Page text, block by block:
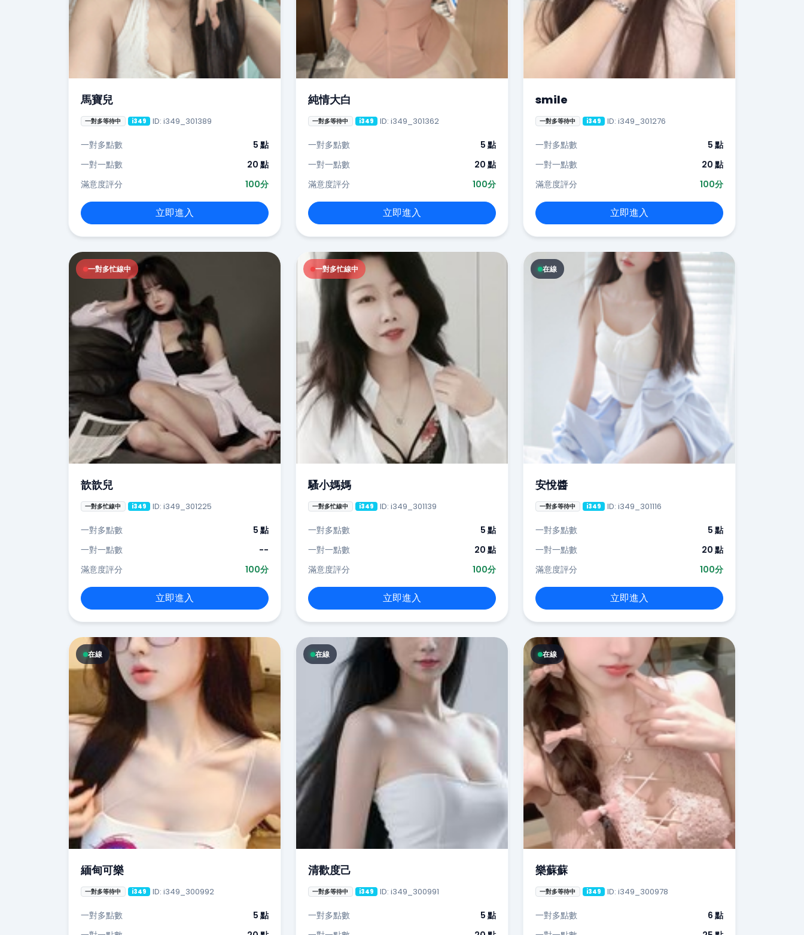
馬寶兒
一對多等待中 i349 ID: i349_301389
一對多點數
5 點
一對一點數
20 點
滿意度評分
100分
立即進入
純情大白
一對多等待中 i349 ID: i349_301362
一對多點數
5 點
一對一點數
20 點
滿意度評分
100分
立即進入
smile
一對多等待中 i349 ID: i349_301276
一對多點數
5 點
一對一點數
20 點
滿意度評分
100分
立即進入
一對多忙線中
歆歆兒
一對多忙線中 i349 ID: i349_301225
一對多點數
5 點
一對一點數
--
滿意度評分
100分
立即進入
一對多忙線中
騷小媽媽
一對多忙線中 i349 ID: i349_301139
一對多點數
5 點
一對一點數
20 點
滿意度評分
100分
立即進入
在線
安悅醬
一對多等待中 i349 ID: i349_301116
一對多點數
5 點
一對一點數
20 點
滿意度評分
100分
立即進入
在線
緬甸可樂
一對多等待中 i349 ID: i349_300992
一對多點數
5 點
在線
清歡度己
一對多等待中 i349 ID: i349_300991
一對多點數
5 點
在線
樂蘇蘇
一對多等待中 i349 ID: i349_300978
一對多點數
6 點